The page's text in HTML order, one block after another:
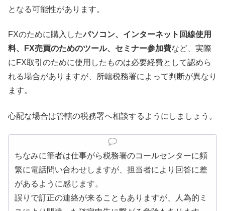
となる可能性があります。
FXのために購入したパソコン、インターネット回線使用
料、FX売買のためのツール、セミナー参加費など、実際
にFX取引のために使用したものは必要経費として認めら
れる場合がありますが、所轄税務署によって判断が異なり
ます。
心配な場合は管轄の税務署へ相談するようにしましょう。
ちなみに筆者は仕事がら税務署のコールセンターに頻
繁に電話問い合わせしますが、担当者により回答に差
があるように感じます。
誤りで訂正の連絡が来ることもありますが、人為的ミ